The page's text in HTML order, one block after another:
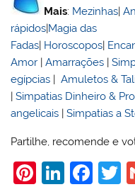
Mais: Mezinhas |
rápidos Magia das
Fadas Horoscopos
Amor |Amarrações |
egípcias |Amuletos &
|Simpatias Dinheiro &
angelicais |Simpatias a
Partilhe, recomende e
Pi
Li
F
T